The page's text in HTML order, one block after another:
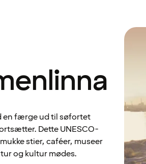
en færge ud til søfortet
Dette UNESCO-
stier, caféer, museer
og kultur mødes.